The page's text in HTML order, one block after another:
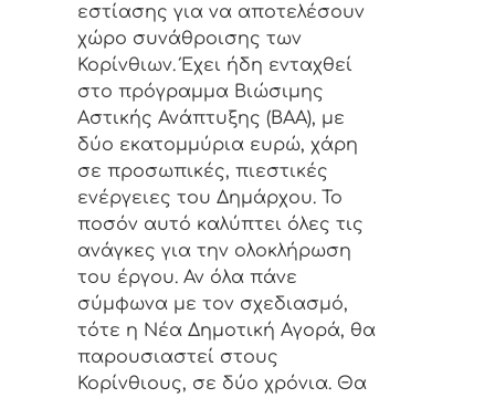
εστίασης για να αποτελέσουν
χώρο συνάθροισης των
Κορίνθιων. Έχει ήδη ενταχθεί
στο πρόγραμμα Βιώσιμης
Αστικής Ανάπτυξης (ΒΑΑ), με
δύο εκατομμύρια ευρώ, χάρη
σε προσωπικές, πιεστικές
ενέργειες του Δημάρχου. Το
ποσόν αυτό καλύπτει όλες τις
ανάγκες για την ολοκλήρωση
του έργου. Αν όλα πάνε
σύμφωνα με τον σχεδιασμό,
τότε η Νέα Δημοτική Αγορά, θα
παρουσιαστεί στους
Κορίνθιους, σε δύο χρόνια. Θα